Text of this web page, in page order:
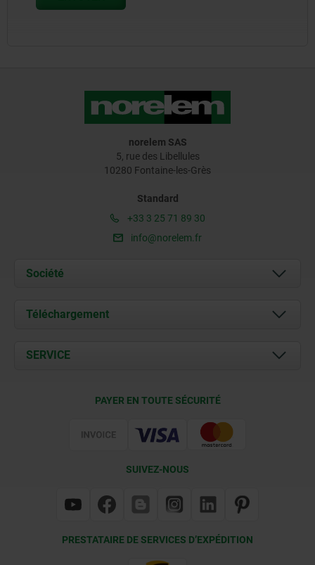
norelem SAS
5, rue des Libellules
10280 Fontaine-les-Grès
Standard
+33 3 25 71 89 30
info@norelem.fr
Société
À propos de nous
Contact
Téléchargement
Documents
SERVICE
PAYER EN TOUTE SÉCURITÉ
SUIVEZ-NOUS
PRESTATAIRE DE SERVICES D’EXPÉDITION